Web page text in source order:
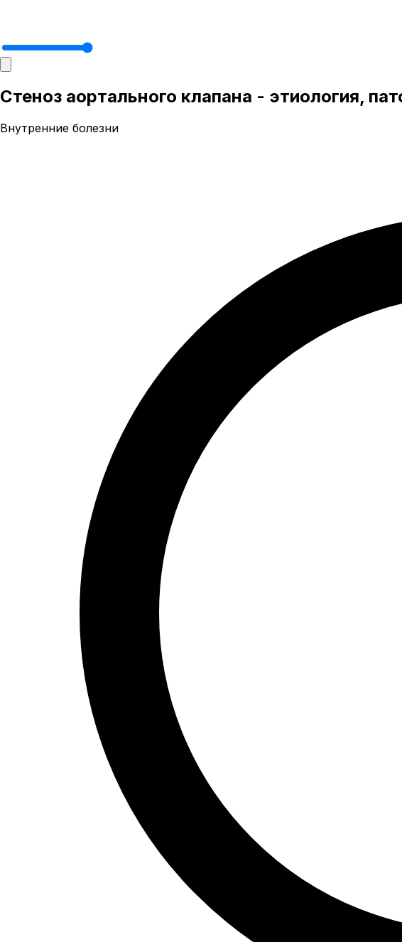
Стеноз аортального клапана - этиология,
Внутренние болезни